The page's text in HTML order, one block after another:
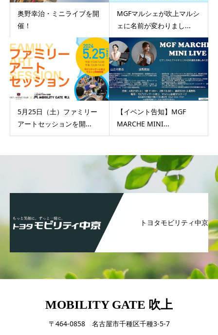
奥野幸治・ミニライブを開
催！
MGFマルシェが吹上マルシ
ェに名前が変わりまし...
5月25日（土）ファミリー
アートセッションを開...
【イベント告知】MGF
MARCHE MINI...
トヨタモビリティ中京
MOBILITY GATE 吹上
〒464-0858 名古屋市千種区千種3-5-7